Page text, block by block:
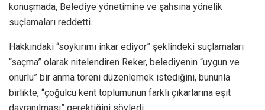
konuşmada, Belediye yönetimine ve şahsına yönelik
suçlamaları reddetti.
Hakkındaki “soykırımı inkar ediyor” şeklindeki suçlamaları
“saçma” olarak nitelendiren Reker, belediyenin “uygun ve
onurlu” bir anma töreni düzenlemek istediğini, bununla
birlikte, “çoğulcu kent toplumunun farklı çıkarlarına eşit
davranılması” gerektiğini söyledi.